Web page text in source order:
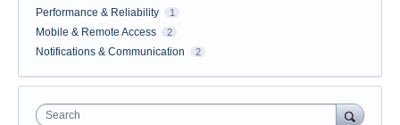
Performance & Reliability 1
Mobile & Remote Access 2
Notifications & Communication 2
Search